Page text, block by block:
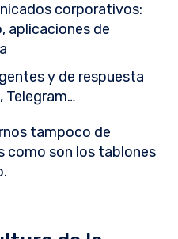
corporativos:
aplicaciones de
y de respuesta
Telegram…
tampoco de
como son los tablones